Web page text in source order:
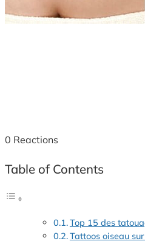
0 Reactions
Table of Contents
Top 15 des
Tattoos oiseau